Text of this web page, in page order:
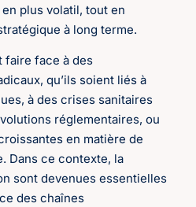
plus volatil, tout en
à long terme.
faire face à des
qu’ils soient liés à
à des crises sanitaires
réglementaires, ou
en matière de
Dans ce contexte, la
sont devenues essentielles
des chaînes